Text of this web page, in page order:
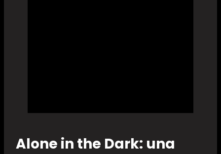
Alone in the Dark: una